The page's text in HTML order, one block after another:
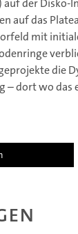
der Disko-
auf das
mit
die
dort wo das